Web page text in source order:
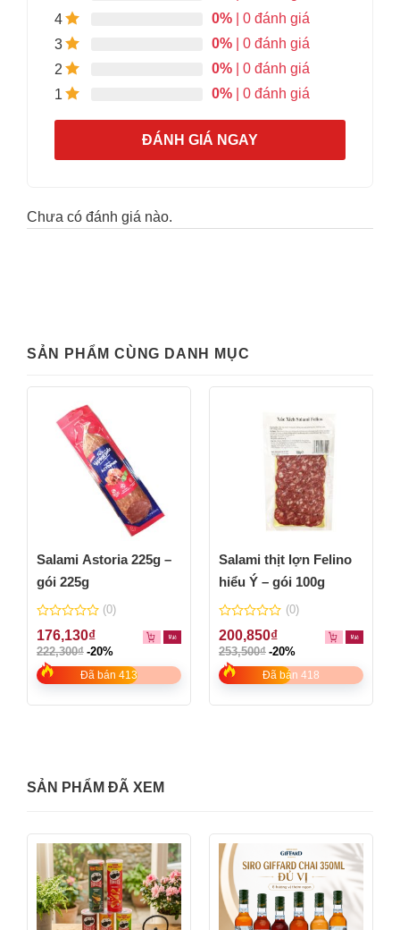
4
0% | 0 đánh giá
3
0% | 0 đánh giá
2
0% | 0 đánh giá
1
0% | 0 đánh giá
ĐÁNH GIÁ NGAY
Chưa có đánh giá nào.
SẢN PHẨM CÙNG DANH MỤC
Salami Astoria 225g –
gói 225g
0
out
of
5
(0)
176,130₫
222,300₫ -20%
Đã bán 413
Salami thịt lợn Felino
hiểu Ý – gói 100g
0
out
of
5
(0)
200,850₫
253,500₫ -20%
Đã bán 418
SẢN PHẨM ĐÃ XEM